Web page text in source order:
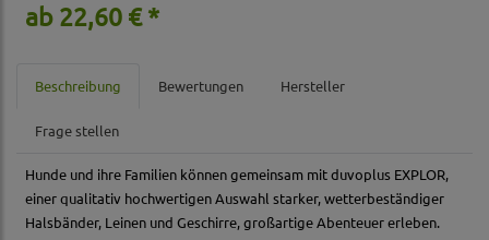
ab 22,60 € *
Beschreibung Bewertungen Hersteller
Frage stellen
Hunde und ihre Familien können gemeinsam mit duvoplus EXPLOR,
einer qualitativ hochwertigen Auswahl starker, wetterbeständiger
Halsbänder, Leinen und Geschirre, großartige Abenteuer erleben.